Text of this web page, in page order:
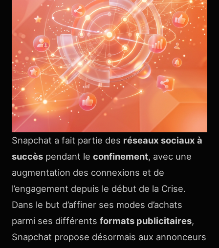
Snapchat a fait partie des réseaux sociaux à
succès pendant le confinement, avec une
augmentation des connexions et de
l’engagement depuis le début de la Crise.
Dans le but d’affiner ses modes d’achats
parmi ses différents formats publicitaires,
Snapchat propose désormais aux annonceurs